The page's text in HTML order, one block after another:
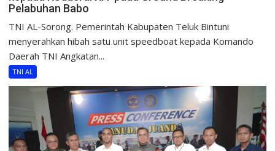
Pelabuhan Babo
TNI AL-Sorong. Pemerintah Kabupaten Teluk Bintuni
menyerahkan hibah satu unit speedboat kepada Komando
Daerah TNI Angkatan...
TNI AL